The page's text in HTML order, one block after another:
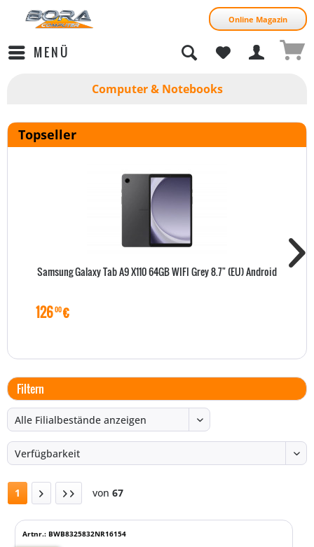
Online Magazin
MENÜ
Computer & Notebooks
Topseller
Samsung Galaxy Tab A9 X110 64GB WIFI Grey 8.7" (EU) Android
12600€
Filtern
1 von 67
Artnr.: BWB8325832NR16154